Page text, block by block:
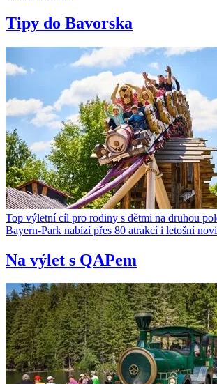
Tipy do Bavorska
Top výletní cíl pro rodiny s dětmi na druhou
Bayern-Park nabízí přes 80 atrakcí i letošní
Na výlet s QAPem